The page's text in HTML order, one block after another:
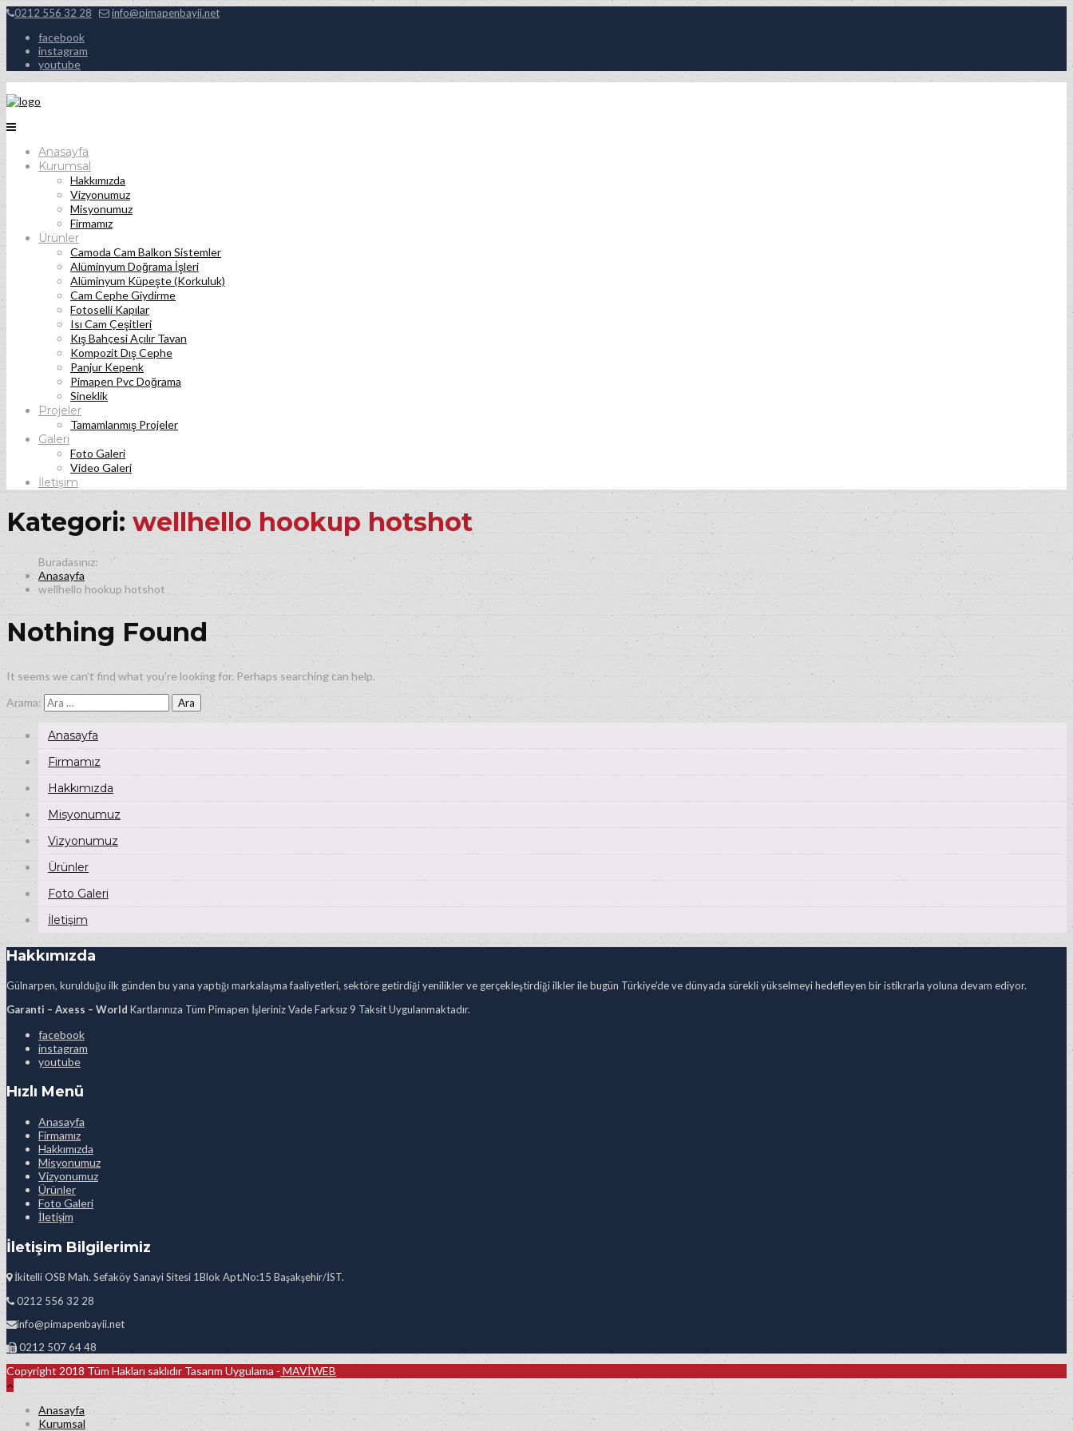
0212 556 32 28 info@pimapenbayii.net
facebook
instagram
youtube
Anasayfa
Kurumsal
Hakkımızda
Vizyonumuz
Misyonumuz
Firmamız
Ürünler
Camoda Cam Balkon Sistemler
Alüminyum Doğrama İşleri
Alüminyum Küpeşte (Korkuluk)
Cam Cephe Giydirme
Fotoselli Kapılar
Isı Cam Çeşitleri
Kış Bahçesi Açılır Tavan
Kompozit Dış Cephe
Panjur Kepenk
Pimapen Pvc Doğrama
Sineklik
Projeler
Tamamlanmış Projeler
Galeri
Foto Galeri
Video Galeri
İletişim
Kategori: wellhello hookup hotshot
Anasayfa
wellhello hookup hotshot
Nothing Found
It seems we can’t find what you’re looking for. Perhaps searching can help.
Arama:
Anasayfa
Firmamız
Hakkımızda
Misyonumuz
Vizyonumuz
Ürünler
Foto Galeri
İletişim
Hakkımızda
Gülnarpen, kurulduğu ilk günden bu yana yaptığı markalaşma faaliyetleri, sektöre getirdiği yenilikler ve gerçekleştirdiği ilkler ile bugün Türkiye’de ve dünyada sürekli yükselmeyi hedefleyen bir istikrarla yoluna devam ediyor.
Garanti – Axess – World Kartlarınıza Tüm Pimapen İşleriniz Vade Farksız 9 Taksit Uygulanmaktadır.
facebook
instagram
youtube
Hızlı Menü
Anasayfa
Firmamız
Hakkımızda
Misyonumuz
Vizyonumuz
Ürünler
Foto Galeri
İletişim
İletişim Bilgilerimiz
İkitelli OSB Mah. Sefaköy Sanayi Sitesi 1Blok Apt.No:15 Başakşehir/İST.
0212 556 32 28
info@pimapenbayii.net
0212 507 64 48
Copyright 2018 Tüm Hakları saklıdır Tasarım Uygulama - MAVİWEB
Anasayfa
Kurumsal